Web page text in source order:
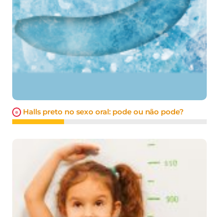
Halls preto no sexo oral: pode ou não pode?